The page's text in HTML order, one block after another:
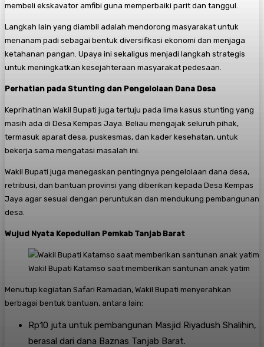
membeli ekskavator amfibi guna memperbaiki parit dan tanggul.
Langkah lain yang diambil adalah mendorong masyarakat untuk
menanam padi sebagai bentuk diversifikasi ekonomi dan menjaga
ketahanan pangan. Upaya ini sekaligus menjadi langkah strategis
untuk meningkatkan kesejahteraan masyarakat pedesaan.
Perhatian pada Stunting dan Pengelolaan Dana Desa
Keprihatinan Wakil Bupati juga tertuju pada lima kasus stunting yang
masih ada di Desa Kempas Jaya. Beliau mengajak seluruh pihak,
termasuk aparat desa, puskesmas, dan kader kesehatan, untuk
bekerja sama mengatasi masalah ini.
Wakil Bupati juga menegaskan pentingnya pengelolaan dana desa,
retribusi, dan bantuan provinsi yang diberikan kepada Desa Kempas
Jaya agar sesuai dengan peruntukan dan mendukung pembangunan
desa.
Wujud Nyata Kepedulian Pemkab Tanjab Barat
Wakil Bupati Katamso saat memberikan santunan anak yatim
Menutup kegiatan Safari Ramadan, Wakil Bupati menyerahkan
berbagai bentuk bantuan, antara lain:
Rp10 juta untuk pembangunan Masjid Riyadush Shalihin,
berasal dari dana Baznas Tanjab Barat.